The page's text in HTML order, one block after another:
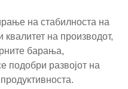
на стабилноста на
на производот,
барања,
подобри развојот на